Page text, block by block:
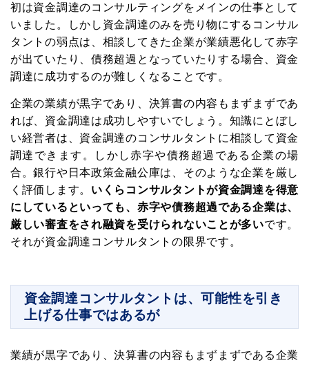
初は資金調達のコンサルティングをメインの仕事として
いました。しかし資金調達のみを売り物にするコンサル
タントの弱点は、相談してきた企業が業績悪化して赤字
が出ていたり、債務超過となっていたりする場合、資金
調達に成功するのが難しくなることです。
企業の業績が黒字であり、決算書の内容もまずまずであ
れば、資金調達は成功しやすいでしょう。知識にとぼし
い経営者は、資金調達のコンサルタントに相談して資金
調達できます。しかし赤字や債務超過である企業の場
合。銀行や日本政策金融公庫は、そのような企業を厳し
く評価します。 いくらコンサルタントが資金調達を得意
にしているといっても、赤字や債務超過である企業は、
厳しい審査をされ融資を受けられないことが多いです。
それが資金調達コンサルタントの限界です。
資金調達コンサルタントは、可能性を引き
上げる仕事ではあるが
業績が黒字であり、決算書の内容もまずまずである企業